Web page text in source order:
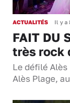
ACTUALITÉS Il y a
FAIT DU
très rock
Le défilé
Alès Plage,